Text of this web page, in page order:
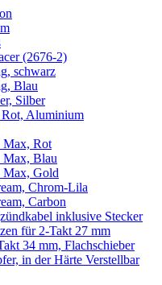
(2676-2)
schwarz
Blau
Silber
Rot, Aluminium
Max, Rot
Max, Blau
Max, Gold
Chrom-Lila
Carbon
inklusive Stecker
für 2-Takt 27 mm
34 mm, Flachschieber
in der Härte Verstellbar